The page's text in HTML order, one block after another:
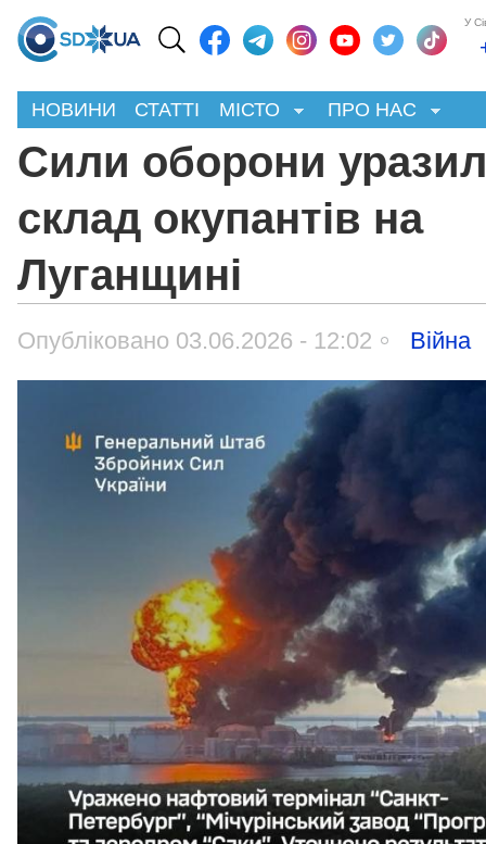
У
НОВИНИ СТАТТІ МІСТО ПРО НАС
Сили оборони
склад окупантів на
Луганщині
Опубліковано 03.06.2026 - 12:02 Війна